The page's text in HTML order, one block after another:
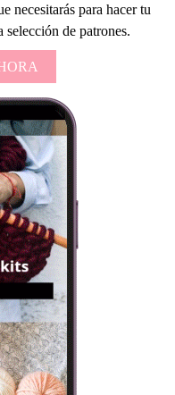
necesitarás para hacer tu
de patrones.